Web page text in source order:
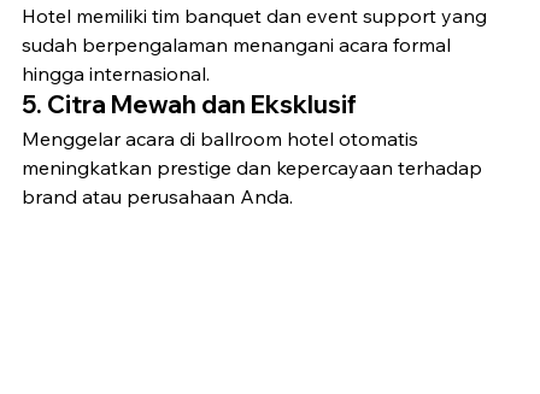
Hotel memiliki tim banquet dan event support yang
sudah berpengalaman menangani acara formal
hingga internasional.
5. Citra Mewah dan Eksklusif
Menggelar acara di ballroom hotel otomatis
meningkatkan prestige dan kepercayaan terhadap
brand atau perusahaan Anda.